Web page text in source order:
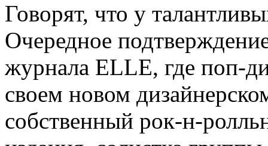
Говорят, что у
Очередное
журнала ELLE, где поп-
своем новом
собственный рок-н-